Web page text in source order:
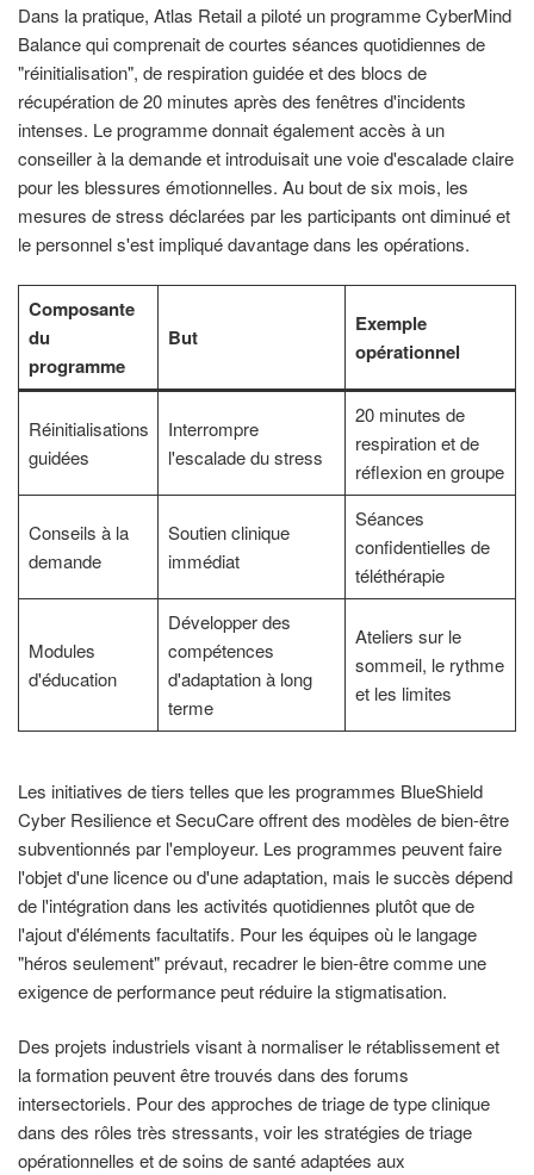
Dans la pratique, Atlas Retail a piloté un programme CyberMind
Balance qui comprenait de courtes séances quotidiennes de
"réinitialisation", de respiration guidée et des blocs de
récupération de 20 minutes après des fenêtres d'incidents
intenses. Le programme donnait également accès à un
conseiller à la demande et introduisait une voie d'escalade claire
pour les blessures émotionnelles. Au bout de six mois, les
mesures de stress déclarées par les participants ont diminué et
le personnel s'est impliqué davantage dans les opérations.
Composante
du
programme
But
Exemple
opérationnel
Réinitialisations
guidées
Interrompre
l'escalade du stress
20 minutes de
respiration et de
réflexion en groupe
Conseils à la
demande
Soutien clinique
immédiat
Séances
confidentielles de
téléthérapie
Modules
d'éducation
Développer des
compétences
d'adaptation à long
terme
Ateliers sur le
sommeil, le rythme
et les limites
Les initiatives de tiers telles que les programmes BlueShield
Cyber Resilience et SecuCare offrent des modèles de bien-être
subventionnés par l'employeur. Les programmes peuvent faire
l'objet d'une licence ou d'une adaptation, mais le succès dépend
de l'intégration dans les activités quotidiennes plutôt que de
l'ajout d'éléments facultatifs. Pour les équipes où le langage
"héros seulement" prévaut, recadrer le bien-être comme une
exigence de performance peut réduire la stigmatisation.
Des projets industriels visant à normaliser le rétablissement et
la formation peuvent être trouvés dans des forums
intersectoriels. Pour des approches de triage de type clinique
dans des rôles très stressants, voir les stratégies de triage
opérationnelles et de soins de santé adaptées aux